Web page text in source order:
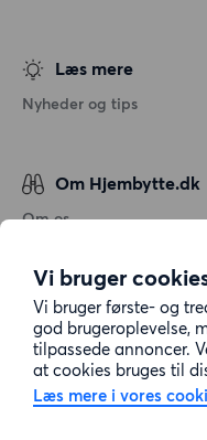
Vi bruger
Vi bruger første- og
god brugeroplevelse,
tilpassede annoncer.
at cookies bruges til
Læs mere i vores
Læs mere
Nyheder og tips
Om Hjembytte.dk
Om os
Behandling af
Cookiepolitik
Sitemap